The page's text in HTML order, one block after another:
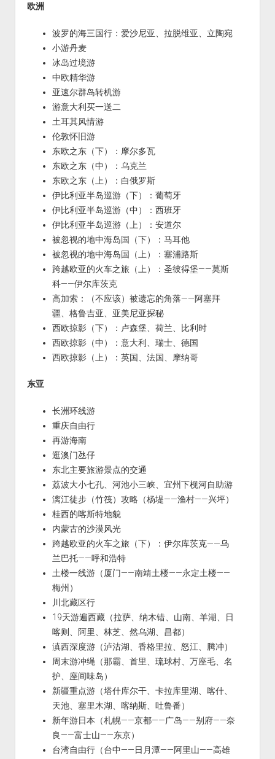
欧洲
波罗的海三国行：爱沙尼亚、拉脱维亚、立陶宛
小游丹麦
冰岛过境游
中欧精华游
亚速尔群岛转机游
游意大利买一送二
土耳其风情游
伦敦怀旧游
东欧之东（下）：摩尔多瓦
东欧之东（中）：乌克兰
东欧之东（上）：白俄罗斯
伊比利亚半岛巡游（下）：葡萄牙
伊比利亚半岛巡游（中）：西班牙
伊比利亚半岛巡游（上）：安道尔
被忽视的地中海岛国（下）：马耳他
被忽视的地中海岛国（上）：塞浦路斯
跨越欧亚的火车之旅（上）：圣彼得堡——莫斯
科——伊尔库茨克
高加索：（不应该）被遗忘的角落——阿塞拜
疆、格鲁吉亚、亚美尼亚探秘
西欧掠影（下）：卢森堡、荷兰、比利时
西欧掠影（中）：意大利、瑞士、德国
西欧掠影（上）：英国、法国、摩纳哥
东亚
长洲环线游
重庆自由行
再游海南
逛澳门氹仔
东北主要旅游景点的交通
荔波大小七孔、河池小三峡、宜州下枧河自助游
漓江徒步（竹筏）攻略（杨堤——渔村——兴坪）
桂西的喀斯特地貌
内蒙古的沙漠风光
跨越欧亚的火车之旅（下）：伊尔库茨克——乌
兰巴托——呼和浩特
土楼一线游（厦门——南靖土楼——永定土楼——
梅州）
川北藏区行
19天游遍西藏（拉萨、纳木错、山南、羊湖、日
喀则、阿里、林芝、然乌湖、昌都）
滇西深度游（泸沽湖、香格里拉、怒江、腾冲）
周末游冲绳（那霸、首里、琉球村、万座毛、名
护、座间味岛）
新疆重点游（塔什库尔干、卡拉库里湖、喀什、
天池、塞里木湖、喀纳斯、吐鲁番）
新年游日本（札幌——京都——广岛——别府——奈
良——富士山——东京）
台湾自由行（台中——日月潭——阿里山——高雄